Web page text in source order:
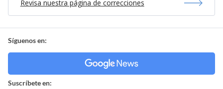
Revisa nuestra página de correcciones
Síguenos en:
Suscríbete en: